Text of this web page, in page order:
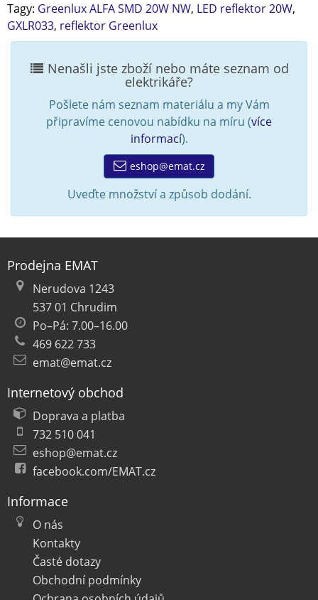
Tagy: Greenlux ALFA SMD 20W NW, LED reflektor 20W,
GXLR033, reflektor Greenlux
Nenašli jste zboží nebo máte seznam od
elektrikáře?
Pošlete nám seznam materiálu a my Vám
připravíme cenovou nabídku na míru (více
informací).
eshop@emat.cz
Uveďte množství a způsob dodání.
Prodejna EMAT
Nerudova 1243
537 01 Chrudim
Po–Pá: 7.00–16.00
469 622 733
emat@emat.cz
Internetový obchod
Doprava a platba
732 510 041
eshop@emat.cz
facebook.com/EMAT.cz
Informace
O nás
Kontakty
Časté dotazy
Obchodní podmínky